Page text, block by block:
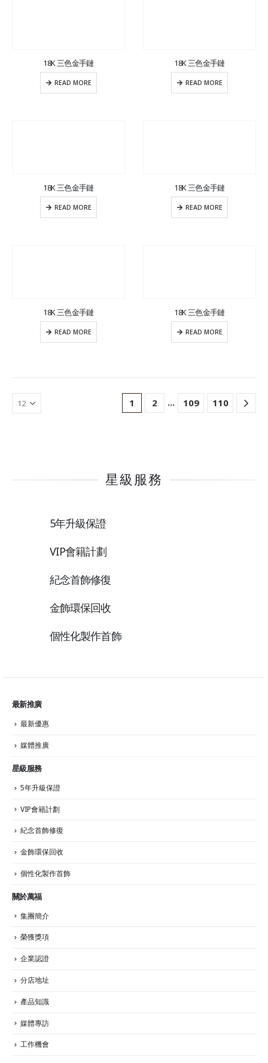
18K 三色金手鏈
READ MORE
18K 三色金手鏈
READ MORE
18K 三色金手鏈
READ MORE
18K 三色金手鏈
READ MORE
18K 三色金手鏈
READ MORE
18K 三色金手鏈
READ MORE
1 2 ... 109 110
星級服務
5年升級保證
VIP會籍計劃
紀念首飾修復
金飾環保回收
個性化製作首飾
最新推廣
最新優惠
媒體推廣
星級服務
5年升級保證
VIP會籍計劃
紀念首飾修復
金飾環保回收
個性化製作首飾
關於萬福
集團簡介
榮獲獎項
企業認證
分店地址
產品知識
媒體專訪
工作機會